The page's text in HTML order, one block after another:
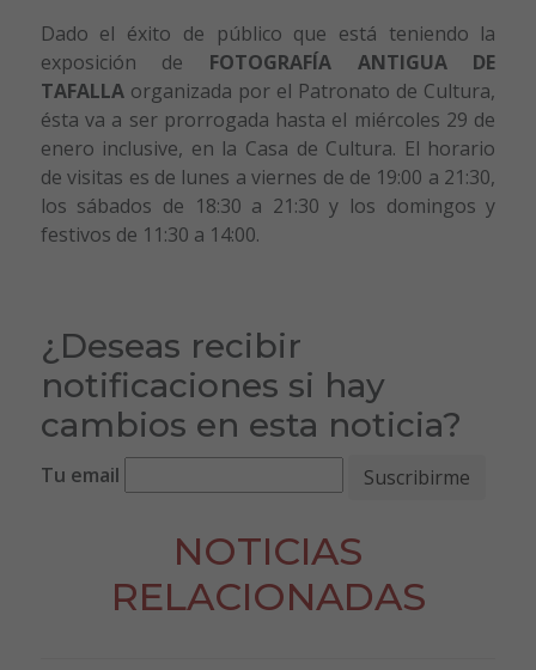
Dado el éxito de público que está teniendo la
exposición de FOTOGRAFÍA ANTIGUA DE
TAFALLAorganizada por el Patronato de Cultura,
ésta va a ser prorrogada hasta el miércoles 29 de
enero inclusive, en la Casa de Cultura. El horario
de visitas es de lunes a viernes de de 19:00 a 21:30,
los sábados de 18:30 a 21:30 y los domingos y
festivos de 11:30 a 14:00.
¿Deseas recibir
notificaciones si hay
cambios en esta noticia?
Tu email
NOTICIAS
RELACIONADAS